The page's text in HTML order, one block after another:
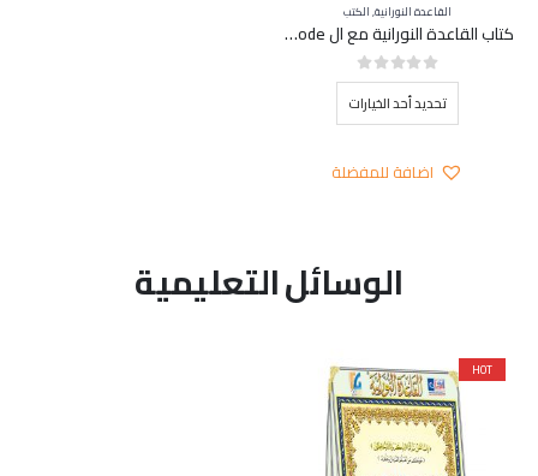
القاعدة النورانية,الكتب
كتاب القاعدة النورانية مع ال QR Code برواية ورش عن نافع من طريق الأزرق
0
out of 5
تحديد أحد الخيارات
العديد
الأشكال
المنتج.
يمكن
على
صفحة
المنتج
اضافة للمفضلة
الوسائل التعليمية
HOT